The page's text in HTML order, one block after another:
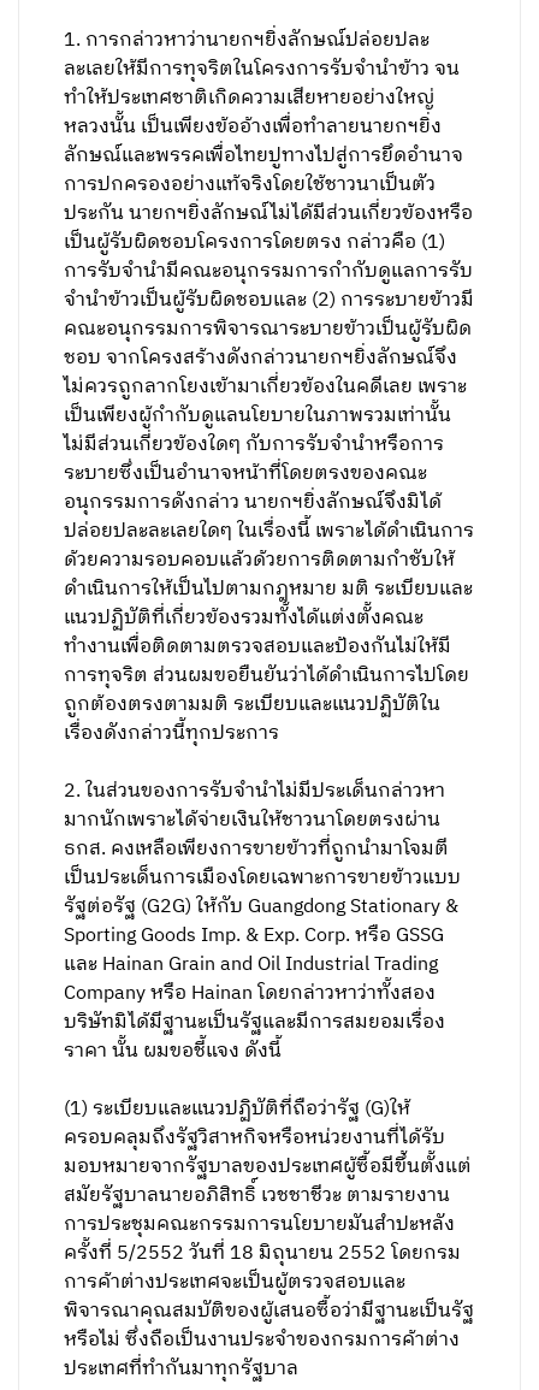
1. การกล่าวหาว่านายกฯยิ่งลักษณ์ปล่อยปละ
ละเลยให้มีการทุจริตในโครงการรับจำนำข้าว จน
ทำให้ประเทศชาติเกิดความเสียหายอย่างใหญ่
หลวงนั้น เป็นเพียงข้ออ้างเพื่อทำลายนายกฯยิ่ง
ลักษณ์และพรรคเพื่อไทยปูทางไปสู่การยึดอำนาจ
การปกครองอย่างแท้จริงโดยใช้ชาวนาเป็นตัว
ประกัน นายกฯยิ่งลักษณ์ไม่ได้มีส่วนเกี่ยวข้องหรือ
เป็นผู้รับผิดชอบโครงการโดยตรง กล่าวคือ (1)
การรับจำนำมีคณะอนุกรรมการกำกับดูแลการรับ
จำนำข้าวเป็นผู้รับผิดชอบและ (2) การระบายข้าวมี
คณะอนุกรรมการพิจารณาระบายข้าวเป็นผู้รับผิด
ชอบ จากโครงสร้างดังกล่าวนายกฯยิ่งลักษณ์จึง
ไม่ควรถูกลากโยงเข้ามาเกี่ยวข้องในคดีเลย เพราะ
เป็นเพียงผู้กำกับดูแลนโยบายในภาพรวมเท่านั้น
ไม่มีส่วนเกี่ยวข้องใดๆ กับการรับจำนำหรือการ
ระบายซึ่งเป็นอำนาจหน้าที่โดยตรงของคณะ
อนุกรรมการดังกล่าว นายกฯยิ่งลักษณ์จึงมิได้
ปล่อยปละละเลยใดๆ ในเรื่องนี้ เพราะได้ดำเนินการ
ด้วยความรอบคอบแล้วด้วยการติดตามกำชับให้
ดำเนินการให้เป็นไปตามกฎหมาย มติ ระเบียบและ
แนวปฏิบัติที่เกี่ยวข้องรวมทั้งได้แต่งตั้งคณะ
ทำงานเพื่อติดตามตรวจสอบและป้องกันไม่ให้มี
การทุจริต ส่วนผมขอยืนยันว่าได้ดำเนินการไปโดย
ถูกต้องตรงตามมติ ระเบียบและแนวปฏิบัติใน
เรื่องดังกล่าวนี้ทุกประการ
2. ในส่วนของการรับจำนำไม่มีประเด็นกล่าวหา
มากนักเพราะได้จ่ายเงินให้ชาวนาโดยตรงผ่าน
ธกส. คงเหลือเพียงการขายข้าวที่ถูกนำมาโจมตี
เป็นประเด็นการเมืองโดยเฉพาะการขายข้าวแบบ
รัฐต่อรัฐ (G2G) ให้กับ Guangdong Stationary &
Sporting Goods Imp. & Exp. Corp. หรือ GSSG
และ Hainan Grain and Oil Industrial Trading
Company หรือ Hainan โดยกล่าวหาว่าทั้งสอง
บริษัทมิได้มีฐานะเป็นรัฐและมีการสมยอมเรื่อง
ราคา นั้น ผมขอชี้แจง ดังนี้
(1) ระเบียบและแนวปฏิบัติที่ถือว่ารัฐ (G)ให้
ครอบคลุมถึงรัฐวิสาหกิจหรือหน่วยงานที่ได้รับ
มอบหมายจากรัฐบาลของประเทศผู้ซื้อมีขึ้นตั้งแต่
สมัยรัฐบาลนายอภิสิทธิ์ เวชชาชีวะ ตามรายงาน
การประชุมคณะกรรมการนโยบายมันสำปะหลัง
ครั้งที่ 5/2552 วันที่ 18 มิถุนายน 2552 โดยกรม
การค้าต่างประเทศจะเป็นผู้ตรวจสอบและ
พิจารณาคุณสมบัติของผู้เสนอซื้อว่ามีฐานะเป็นรัฐ
หรือไม่ ซึ่งถือเป็นงานประจำของกรมการค้าต่าง
ประเทศที่ทำกันมาทุกรัฐบาล